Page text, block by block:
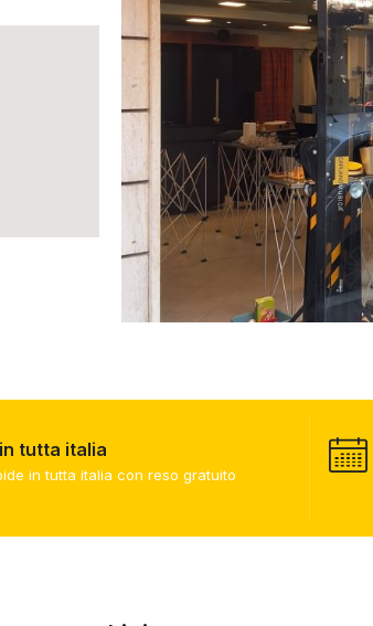
tutta italia
in tutta italia con reso gratuito